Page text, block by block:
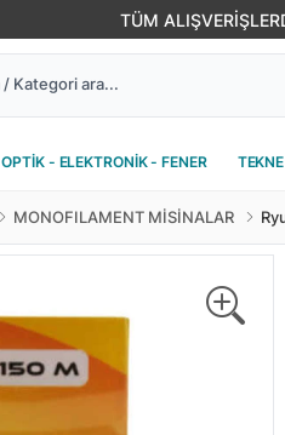
TÜM
OPTİK - ELEKTRONİK - FENER
MONOFILAMENT MİSİNALAR